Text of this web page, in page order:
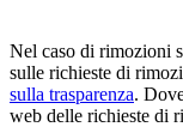
Nel caso di rimozioni
sulle richieste di
sulla trasparenza.
web delle richieste di